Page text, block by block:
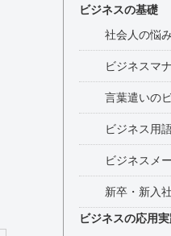
ビジネスの基礎
社会人の悩
ビジネスマ
言葉遣いの
ビジネス用
ビジネスメ
新卒・新入
ビジネスの応用